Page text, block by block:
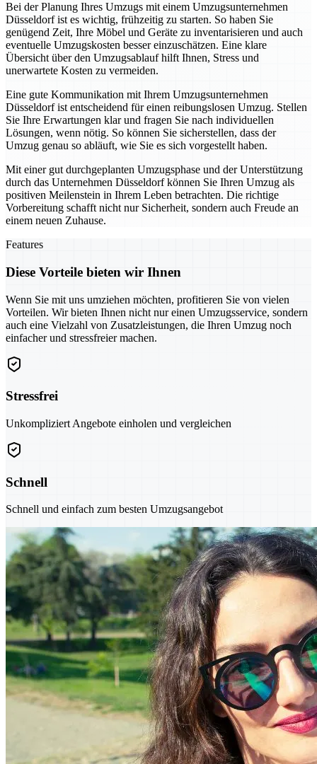
Bei der Planung Ihres Umzugs mit einem Umzugsunternehmen
Düsseldorf ist es wichtig, frühzeitig zu starten. So haben Sie
genügend Zeit, Ihre Möbel und Geräte zu inventarisieren und auch
eventuelle Umzugskosten besser einzuschätzen. Eine klare
Übersicht über den Umzugsablauf hilft Ihnen, Stress und
unerwartete Kosten zu vermeiden.
Eine gute Kommunikation mit Ihrem Umzugsunternehmen
Düsseldorf ist entscheidend für einen reibungslosen Umzug. Stellen
Sie Ihre Erwartungen klar und fragen Sie nach individuellen
Lösungen, wenn nötig. So können Sie sicherstellen, dass der
Umzug genau so abläuft, wie Sie es sich vorgestellt haben.
Mit einer gut durchgeplanten Umzugsphase und der Unterstützung
durch das Unternehmen Düsseldorf können Sie Ihren Umzug als
positiven Meilenstein in Ihrem Leben betrachten. Die richtige
Vorbereitung schafft nicht nur Sicherheit, sondern auch Freude an
einem neuen Zuhause.
Features
Diese Vorteile bieten wir Ihnen
Wenn Sie mit uns umziehen möchten, profitieren Sie von vielen
Vorteilen. Wir bieten Ihnen nicht nur einen Umzugsservice, sondern
auch eine Vielzahl von Zusatzleistungen, die Ihren Umzug noch
einfacher und stressfreier machen.
Stressfrei
Unkompliziert Angebote einholen und vergleichen
Schnell
Schnell und einfach zum besten Umzugsangebot